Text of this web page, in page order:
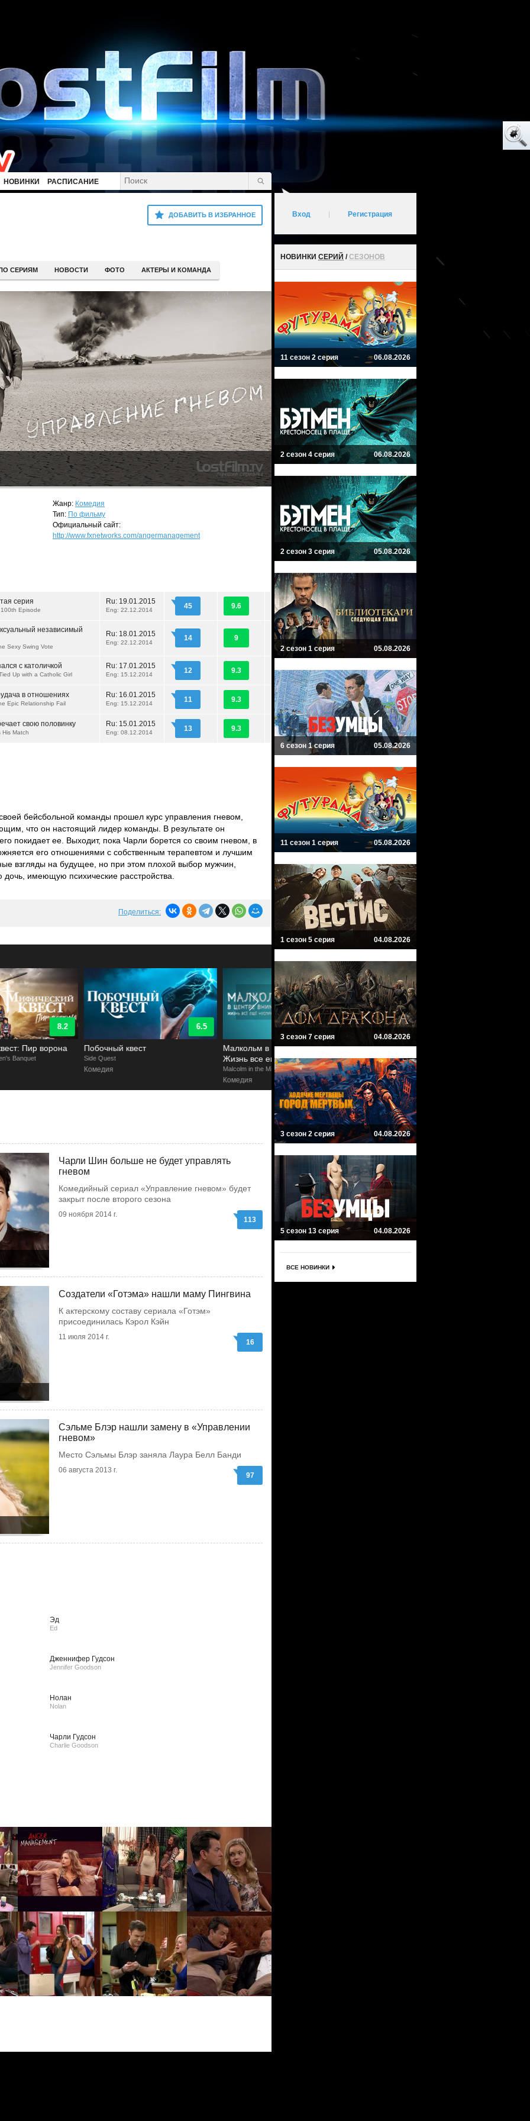
НОВИНКИ РАСПИСАНИЕ
ДОБАВИТЬ В ИЗБРАННОЕ
СЕРИЯМ НОВОСТИ ФОТО АКТЕРЫ И КОМАНДА
Жанр: Комедия
Тип: По фильму
Официальный сайт:
http://www.fxnetworks.com/angermanagement
серия
Episode
Ru: 19.01.2015
Eng: 22.12.2014 45 9.6
независимый
Sexy Swing Vote
Ru: 18.01.2015
Eng: 22.12.2014
14 9
с католичкой
Up with a Catholic Girl
Ru: 17.01.2015
Eng: 15.12.2014 12 9.3
в отношениях
Epic Relationship Fail
Ru: 16.01.2015
Eng: 15.12.2014 11 9.3
свою половинку
His Match
Ru: 15.01.2015
Eng: 08.12.2014 13 9.3
бейсбольной команды прошел курс управления гневом,
что он настоящий лидер команды. В результате он
покидает ее. Выходит, пока Чарли борется со своим гневом, в
его отношениями с собственным терапевтом и лучшим
взгляды на будущее, но при этом плохой выбор мужчин,
имеющую психические расстройства.
Поделиться:
квест
Quest
Малкольм в центре внимания:
Жизнь все еще несправедлива
Malcolm in the Middle: Life's Still Unfair
9
В Филадельфии всегда солнечно
It's Always Sunny in Philadelphia
Комедия
Мифический квест: Пир
Mythic Quest: Raven's Banquet
Комедия
Чарли Шин больше не будет управлять
гневом
Комедийный сериал «Управление гневом» будет
закрыт после второго сезона
09 ноября 2014 г.
113
Создатели «Готэма» нашли маму Пингвина
К актерскому составу сериала «Готэм»
присоединилась Кэрол Кэйн
11 июля 2014 г.
16
Сэльме Блэр нашли замену в «Управлении
гневом»
Место Сэльмы Блэр заняла Лаура Белл Банди
06 августа 2013 г.
97
Эд
Ed
Дженнифер Гудсон
Jennifer Goodson
Нолан
Nolan
Чарли Гудсон
Charlie Goodson
Вход Регистрация
НОВИНКИ СЕРИЙ /СЕЗОНОВ
11 сезон 2 серия 06.08.2026
2 сезон 4 серия 06.08.2026
2 сезон 3 серия 05.08.2026
2 сезон 1 серия 05.08.2026
6 сезон 1 серия 05.08.2026
11 сезон 1 серия 05.08.2026
1 сезон 5 серия 04.08.2026
3 сезон 7 серия 04.08.2026
3 сезон 2 серия 04.08.2026
5 сезон 13 серия 04.08.2026
ВСЕ НОВИНКИ